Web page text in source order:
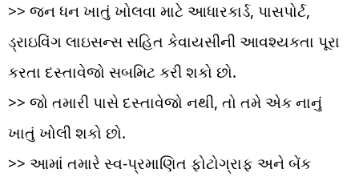
>> જન ધન ખાતું ખોલવા માટે આધારકાર્ડ, પાસપોર્ટ,
ડ્રાઇવિંગ લાઇસન્સ સહિત કેવાયસીની આવશ્યકતા પૂરા
કરતા દસ્તાવેજો સબમિટ કરી શકો છો.
>> જો તમારી પાસે દસ્તાવેજો નથી, તો તમે એક નાનું
ખાતું ખોલી શકો છો.
>> આમાં તમારે સ્વ-પ્રમાણિત ફોટોગ્રાફ અને બેંક